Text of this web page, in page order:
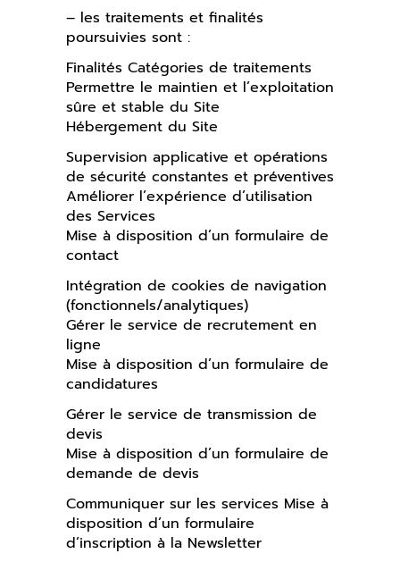
– les traitements et finalités
poursuivies sont :
Finalités Catégories de traitements
Permettre le maintien et l’exploitation
sûre et stable du Site
Hébergement du Site
Supervision applicative et opérations
de sécurité constantes et préventives
Améliorer l’expérience d’utilisation
des Services
Mise à disposition d’un formulaire de
contact
Intégration de cookies de navigation
(fonctionnels/analytiques)
Gérer le service de recrutement en
ligne
Mise à disposition d’un formulaire de
candidatures
Gérer le service de transmission de
devis
Mise à disposition d’un formulaire de
demande de devis
Communiquer sur les services Mise à
disposition d’un formulaire
d’inscription à la Newsletter